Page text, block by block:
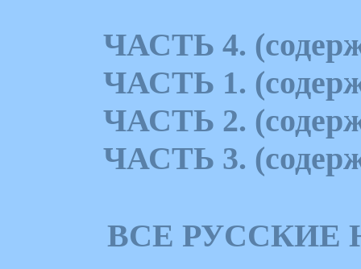
ЧАСТЬ 4.
ЧАСТЬ 1.
ЧАСТЬ 2.
ЧАСТЬ 3.
ВСЕ РУССКИЕ